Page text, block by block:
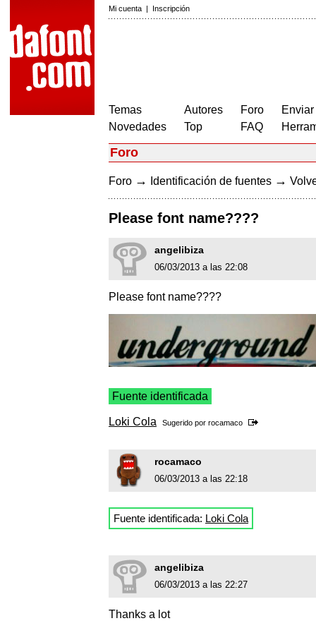
Mi cuenta | Inscripción
Temas
Novedades
Autores
Top
Foro
FAQ
Foro
Foro → Identificación de fuentes →
Please font name????
angelibiza
06/03/2013 a las 22:08
Please font name????
Fuente identificada
Loki Cola Sugerido por rocamaco
rocamaco
06/03/2013 a las 22:18
Fuente identificada: Loki Cola
angelibiza
06/03/2013 a las 22:27
Thanks a lot